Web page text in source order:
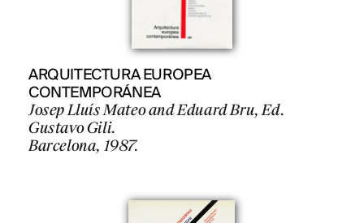
ARQUITECTURA EUROPEA
CONTEMPORÁNEA
Josep Lluís Mateo and Eduard Bru, Ed.
Gustavo Gili.
Barcelona, 1987.